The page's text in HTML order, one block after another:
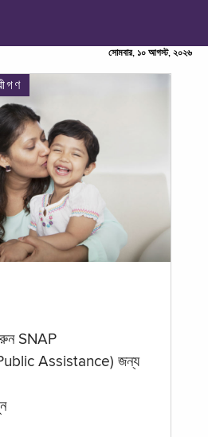
সোমবার, ১০ আগস্ট, ২০২৬
SNAP
(Public Assistance) জন্য